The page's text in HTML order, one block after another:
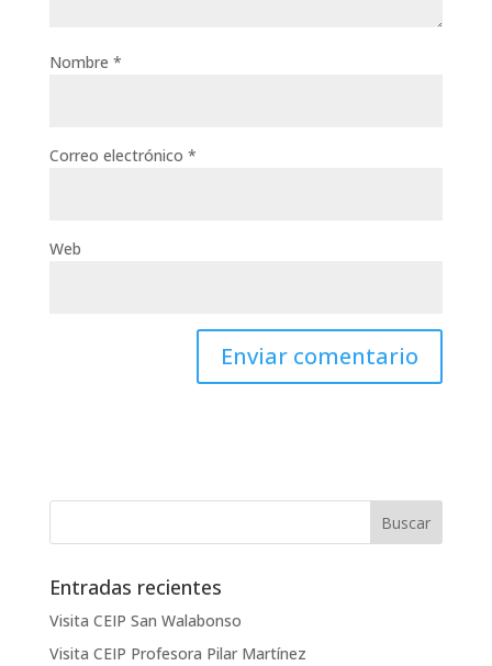
Nombre *
Correo electrónico *
Web
Entradas recientes
Visita CEIP San Walabonso
Visita CEIP Profesora Pilar Martínez